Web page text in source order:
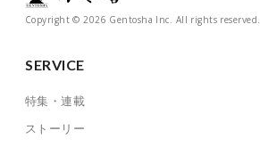
Copyright © 2026 Gentosha Inc. All rights reserved.
SERVICE
特集・連載
ストーリー